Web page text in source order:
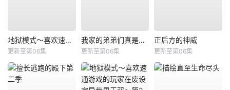
地狱模式～喜欢速通游戏的玩家在废设定异世界无双～第二季
更新至第06集
我家的弟弟们真是让您费心了
更新至第06集
正后方的神威
更新至第06集